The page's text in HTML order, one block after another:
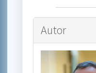
Autor